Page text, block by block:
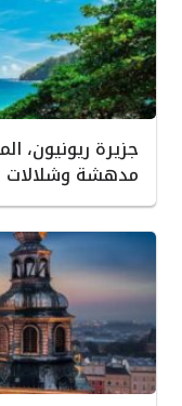
جزيرة ريونيون،
مدهشة وشلالات